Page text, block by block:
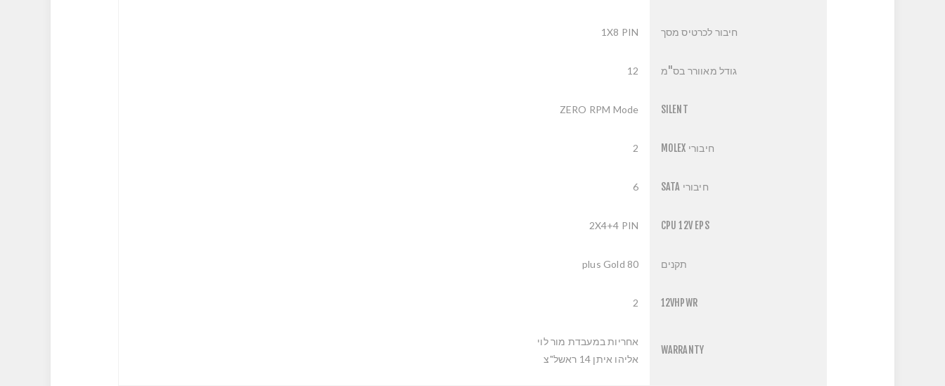
חיבור לכרטיס מסך 1X8 PIN
גודל מאוורר בס"מ 12
SILENT
ZERO RPM Mode
חיבורי MOLEX 2
חיבורי SATA 6
CPU 12V EPS
2X4+4 PIN
תקנים 80 plus Gold
12VHPWR
2
WARRANTY
אחריות במעבדת מור לוי
אליהו איתן 14 ראשל"צ